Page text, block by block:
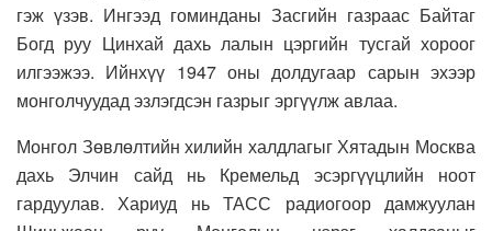
гэж үзэв. Ингээд гоминданы Засгийн газраас Байтаг
Богд руу Цинхай дахь лалын цэргийн тусгай хороог
илгээжээ. Ийнхүү 1947 оны долдугаар сарын эхээр
монголчуудад эзлэгдсэн газрыг эргүүлж авлаа.
Монгол Зөвлөлтийн хилийн халдлагыг Хятадын Москва
дахь Элчин сайд нь Кремельд эсэргүүцлийн ноот
гардуулав. Хариуд нь ТАСС радиогоор дамжуулан